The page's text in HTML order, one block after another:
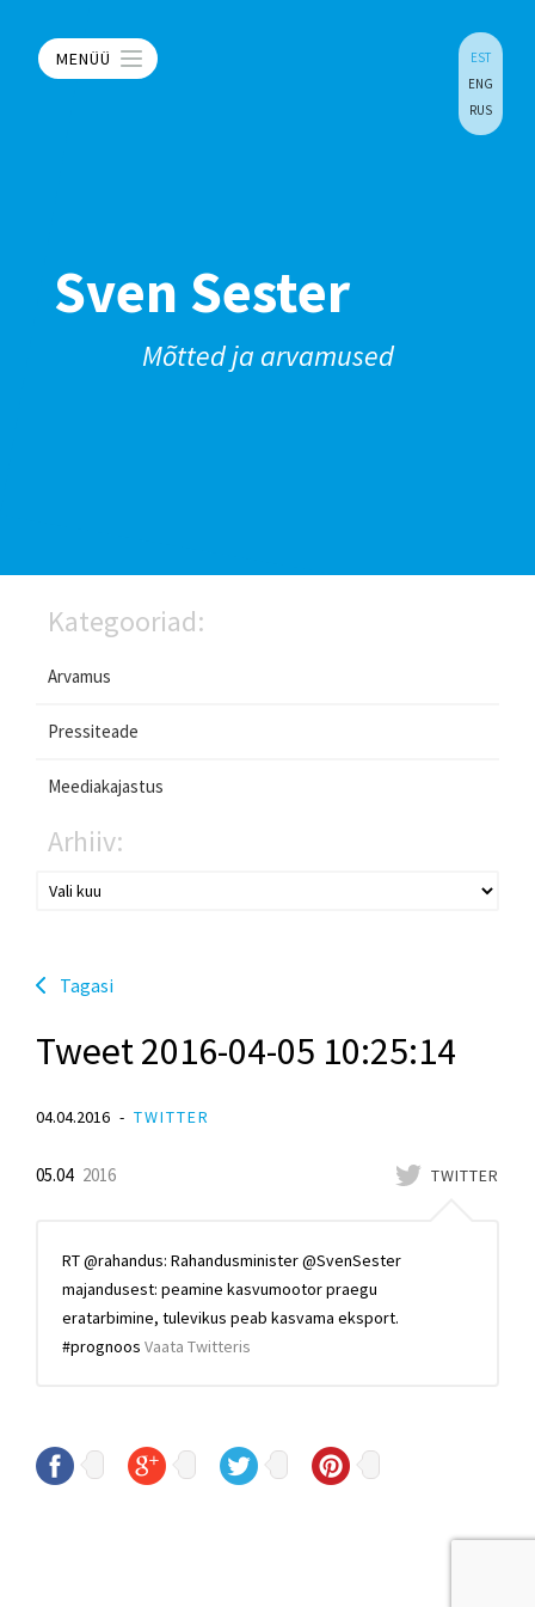
MENÜÜ
EST
ENG
RUS
Sven Sester
Mõtted ja arvamused
Kategooriad:
Arvamus
Pressiteade
Meediakajastus
Arhiiv:
Tagasi
Tweet 2016-04-05 10:25:14
04.04.2016 TWITTER
TWITTER
05.04 2016
RT @rahandus: Rahandusminister @SvenSester
majandusest: peamine kasvumootor praegu
eratarbimine, tulevikus peab kasvama eksport.
#prognoos Vaata Twitteris